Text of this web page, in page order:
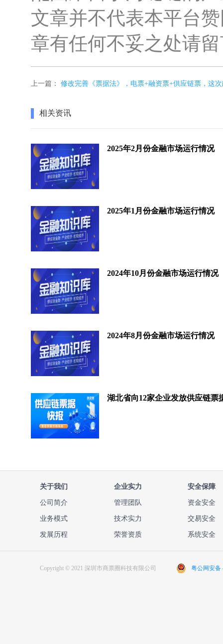
文章并不代表本平台
章有任何不妥之处请
上一篇： 修改完善《票据法》，电票+融资票+供应链票，这
相关资讯
2025年2月份金融市场运行情况
2025年1月份金融市场运行情况
2024年10月份金融市场运行情况
2024年8月份金融市场运行情况
关于我们
公司简介
业务模式
发展历程
企业实力
管理团队
技术实力
荣誉资质
安全保障
资金安全
交易安全
系统安全
Copyright © 2021 深圳市商票圈科技有限公司 粤公网安备